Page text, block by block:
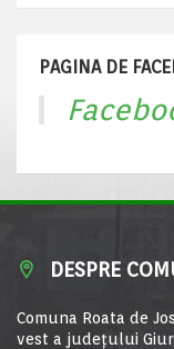
PAGINA DE
DESPRE
Comuna Roata de
vest a judeţului